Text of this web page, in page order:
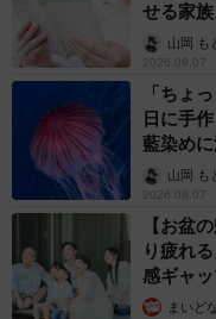
せる家
山岡 も
2026.08.07
「ちょ
日に手
藍染め
ごい」
山岡 も
2026.08.07
【お盆
り疲れ
感ギャ
まいど